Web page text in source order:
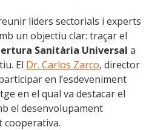
líders sectorials i experts
un objectiu clar: traçar el
Sanitària Universal a
El Dr. Carlos Zarco, director
en l’esdeveniment
en el qual va destacar el
el desenvolupament
cooperativa.